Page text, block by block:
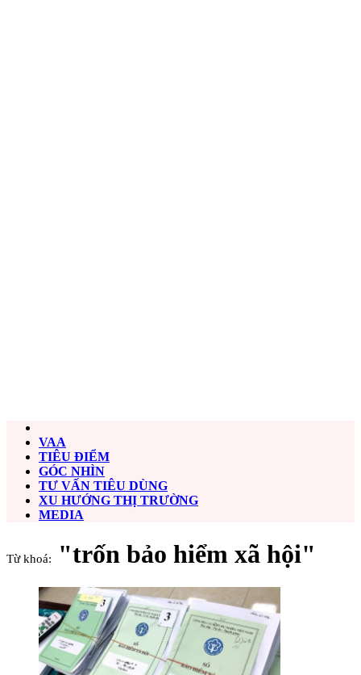
VAA
TIÊU ĐIỂM
GÓC NHÌN
TƯ VẤN TIÊU DÙNG
XU HƯỚNG THỊ TRƯỜNG
MEDIA
Từ khoá: "trốn bảo hiểm xã hội"